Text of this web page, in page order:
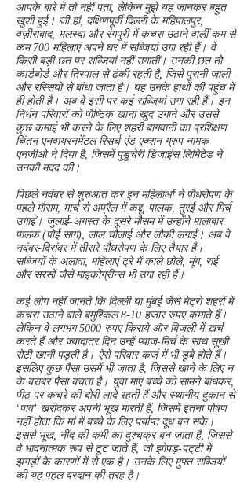
आपके बारे में तो नहीं पता, लेकिन मुझे यह जानकर बहुत
खुशी हुई। जी हां, दक्षिणपूर्वी दिल्ली के महिपालपुर,
वज़ीराबाद, भलस्वा और रंगपुरी में कचरा उठाने वालीं कम से
कम 700 महिलाएं अपने घर में सब्जियां उगा रही हैं। वे
किसी बड़ी छत पर सब्जियां नहीं उगातीं। उनकी छत तो
कार्डबोर्ड और तिरपाल से ढंकी रहती है, जिसे पुरानी जाली
और रस्सियों से बांधा जाता है। यह उनके हाथों की पहुंच में
ही होती है। अब वे इसी पर कई सब्जियां उगा रही हैं। इन
निर्धन परिवारों को पौष्टिक खाना खुद उगाने और उससे
कुछ कमाई भी करने के लिए शहरी बागवानी का प्रशिक्षण
चिंतन एनवायरनमेंटल रिसर्च एंड एक्शन ग्रुप नामक
एनजीओ ने दिया है, जिसमें पुडुचेरी डिजाइंस लिमिटेड ने
उनकी मदद की।
पिछले नवंबर से शुरुआत कर इन महिलाओं ने पौधरोपण के
पहले मौसम, मार्च से अप्रैल में कद्दू, पालक, तुरई और मिर्च
उगाईं। जुलाई-अगस्त के दूसरे मौसम में उन्होंने मालाबार
पालक (पोई साग), लाल चौलाई और लौकी लगाईं। अब वे
नवंबर-दिसंबर में तीसरे पौधरोपण के लिए तैयार हैं।
सब्जियों के अलावा, महिलाएं ट्रे में काले छोले, मूंग, राई
और सरसों जैसे माइकोग्रीन्स भी उगा रही हैं।
कई लोग नहीं जानते कि दिल्ली या मुंबई जैसे मेट्रो शहरों में
कचरा उठाने वाले बमुश्किल 8-10 हजार रुपए कमाते हैं।
लेकिन वे लगभग 5000 रुपए किराये और बिजली में खर्च
करते हैं और ज्यादातर दिन उन्हें प्याज-मिर्च के साथ सूखी
रोटी खानी पड़ती है। ऐसे परिवार कर्ज में भी डूबे होते हैं।
इसलिए कुछ पैसा उसमें भी जाता है, जिससे खाने के लिए न
के बराबर पैसा बचता है। युवा माएं बच्चे को सामने बांधकर,
पीठ पर कचरे की बोरी लादे रहती हैं और स्थानीय दुकान से
‘पाव’ खरीदकर अपनी भूख मारती हैं, जिसमें इतना पोषण
नहीं होता कि मां में बच्चे के लिए पर्याप्त दूध बन सके।
इससे भूख, नींद की कमी का दुश्चक्र बन जाता है, जिससे
वे भावनात्मक रूप से टूट जाते हैं, जो झोपड़-पट्‌टी में
झगड़ों के कारणों में से एक है। उनके लिए मुफ्त सब्जियों
की यह पहल वरदान की तरह है।